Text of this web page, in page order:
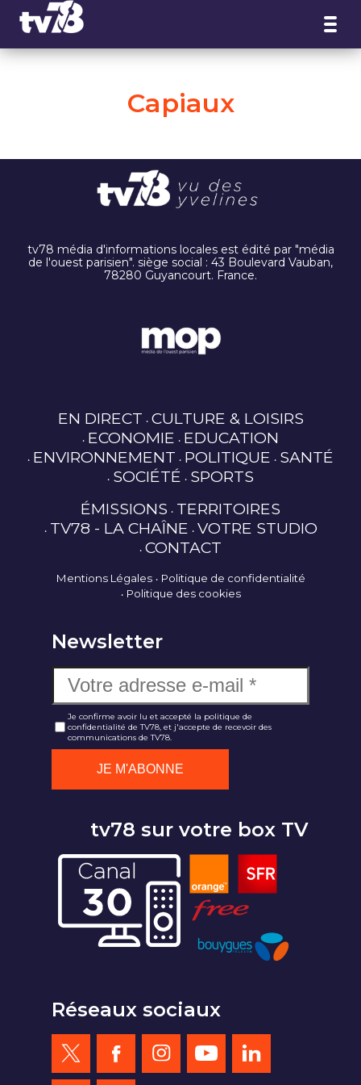
Capiaux
tv78 média d'informations locales est édité par "média
de l'ouest parisien". siège social : 43 Boulevard Vauban,
78280 Guyancourt. France.
EN DIRECT CULTURE & LOISIRS
ECONOMIE EDUCATION
ENVIRONNEMENT POLITIQUE SANTÉ
SOCIÉTÉ SPORTS
ÉMISSIONS TERRITOIRES
TV78 - LA CHAÎNE VOTRE STUDIO
CONTACT
Mentions Légales
Politique de confidentialité
Politique des cookies
Newsletter
Je confirme avoir lu et accepté la politique de
confidentialité de TV78, et j'accepte de recevoir des
communications de TV78.
tv78 sur votre box TV
Réseaux sociaux
Panneau de gestion des cookies